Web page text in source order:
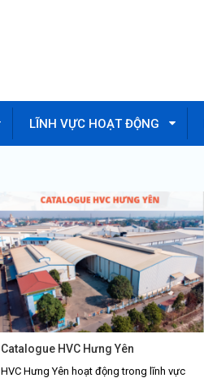
LĨNH VỰC HOẠT ĐỘNG
Catalogue HVC Hưng Yên
HVC Hưng Yên hoạt động trong lĩnh vực